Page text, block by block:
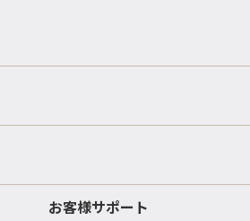
お客様サポート